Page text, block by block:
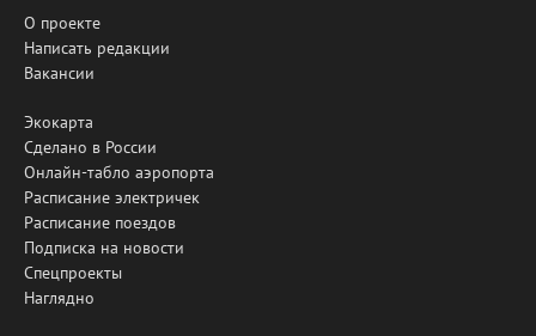
О проекте
Написать редакции
Вакансии
Экокарта
Сделано в России
Онлайн-табло аэропорта
Расписание электричек
Расписание поездов
Подписка на новости
Спецпроекты
Наглядно